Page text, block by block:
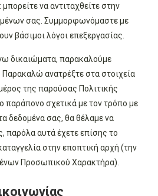
να αντιταχθείτε στην
σας. Συμμορφωνόμαστε με
βάσιμοι λόγοι επεξεργασίας.
δικαιώματα, παρακαλούμε
ανατρέξτε στα στοιχεία
της παρούσας Πολιτικής
παράπονο σχετικά με τον τρόπο με
δεδομένα σας, θα θέλαμε να
παρόλα αυτά έχετε επίσης το
στην εποπτική αρχή (την
Προσωπικού Χαρακτήρα).